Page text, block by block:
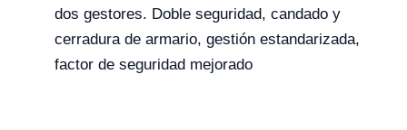
dos gestores. Doble seguridad, candado y
cerradura de armario, gestión estandarizada,
factor de seguridad mejorado